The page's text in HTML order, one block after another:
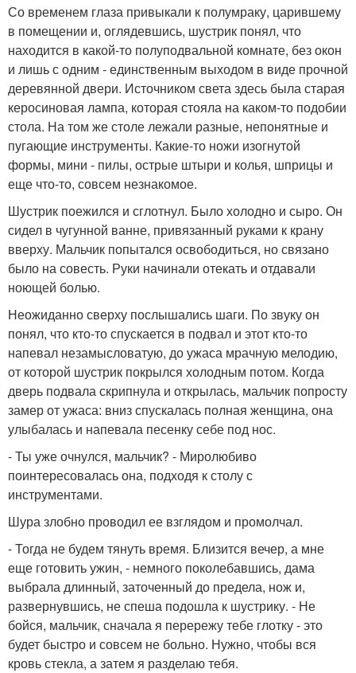
Со временем глаза привыкали к полумраку, царившему
в помещении и, оглядевшись, шустрик понял, что
находится в какой-то полуподвальной комнате, без окон
и лишь с одним - единственным выходом в виде прочной
деревянной двери. Источником света здесь была старая
керосиновая лампа, которая стояла на каком-то подобии
стола. На том же столе лежали разные, непонятные и
пугающие инструменты. Какие-то ножи изогнутой
формы, мини - пилы, острые штыри и колья, шприцы и
еще что-то, совсем незнакомое.
Шустрик поежился и сглотнул. Было холодно и сыро. Он
сидел в чугунной ванне, привязанный руками к крану
вверху. Мальчик попытался освободиться, но связано
было на совесть. Руки начинали отекать и отдавали
ноющей болью.
Неожиданно сверху послышались шаги. По звуку он
понял, что кто-то спускается в подвал и этот кто-то
напевал незамысловатую, до ужаса мрачную мелодию,
от которой шустрик покрылся холодным потом. Когда
дверь подвала скрипнула и открылась, мальчик попросту
замер от ужаса: вниз спускалась полная женщина, она
улыбалась и напевала песенку себе под нос.
- Ты уже очнулся, мальчик? - Миролюбиво
поинтересовалась она, подходя к столу с
инструментами.
Шура злобно проводил ее взглядом и промолчал.
- Тогда не будем тянуть время. Близится вечер, а мне
еще готовить ужин, - немного поколебавшись, дама
выбрала длинный, заточенный до предела, нож и,
развернувшись, не спеша подошла к шустрику. - Не
бойся, мальчик, сначала я перережу тебе глотку - это
будет быстро и совсем не больно. Нужно, чтобы вся
кровь стекла, а затем я разделаю тебя.